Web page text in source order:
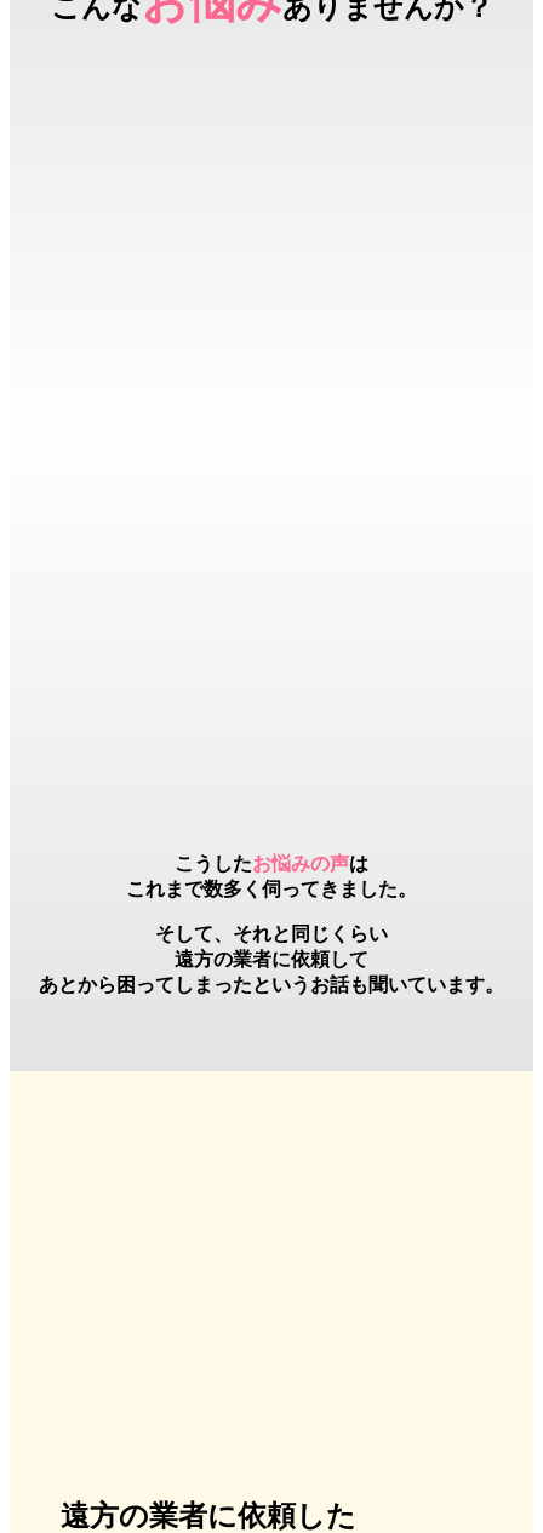
こんな ありませんか？
こうしたお悩みの声は
これまで数多く伺ってきました。
そして、それと同じくらい
遠方の業者に依頼して
あとから困ってしまったというお話も聞いています。
遠方の業者に依頼した